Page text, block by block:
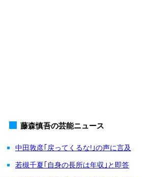
藤森慎吾の芸能ニュース
中田敦彦｢戻ってくるな!｣の声に言及
若槻千夏｢自身の長所は年収｣と即答